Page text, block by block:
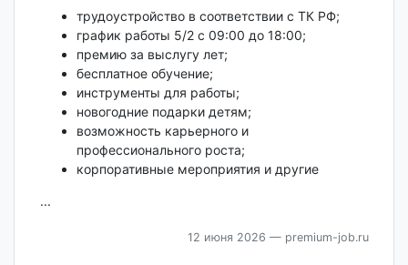
трудоустройство в соответствии с ТК РФ;
график работы 5/2 с 09:00 до 18:00;
премию за выслугу лет;
бесплатное обучение;
инструменты для работы;
новогодние подарки детям;
возможность карьерного и
профессионального роста;
корпоративные мероприятия и другие
...
12 июня 2026 — premium-job.ru